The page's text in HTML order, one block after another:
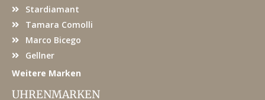
Stardiamant
Tamara Comolli
Marco Bicego
Gellner
Weitere Marken
UHRENMARKEN